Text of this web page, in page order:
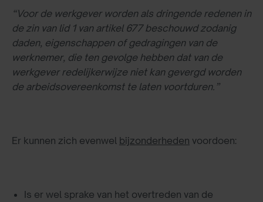
“Voor de werkgever worden als dringende redenen in
de zin van lid 1 van artikel 677 beschouwd zodanig
daden, eigenschappen of gedragingen van de
werknemer, die ten gevolge hebben dat van de
werkgever redelijkerwijze niet kan gevergd worden
de arbeidsovereenkomst te laten voortduren.”
Er kunnen zich evenwel bijzonderheden voordoen:
Is er wel sprake van het overtreden van de